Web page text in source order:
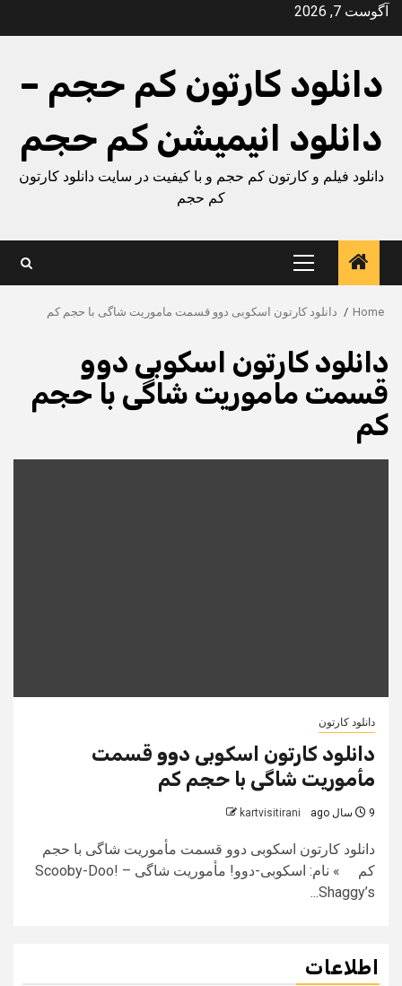
Skipآگوست 7, 2026
دانلود کارتون کم حجم –
دانلود انیمیشن کم حجم
دانلود فیلم و کارتون کم حجم و با کیفیت در سایت دانلود کارتون
کم حجم
Primary
Menu
Home دانلود کارتون اسکوبی دوو قسمت ماموریت شاگی با حجم کم
دانلود کارتون اسکوبی دوو
قسمت ماموریت شاگی با حجم
کم
دانلود کارتون
دانلود کارتون اسکوبی دوو قسمت
مأموریت شاگی با حجم کم
9 سال ago kartvisitirani
دانلود کارتون اسکوبی دوو قسمت مأموریت شاگی با حجم
کم » نام: اسکوبی-دوو! مأموریت شاگی – Scooby-Doo!
Shaggy’s...
اطلاعات